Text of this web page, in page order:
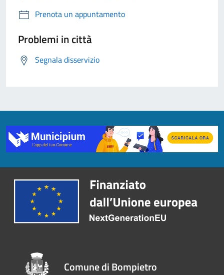
Prenota un appuntamento
Problemi in città
Segnala disservizio
Comune di Bompietro